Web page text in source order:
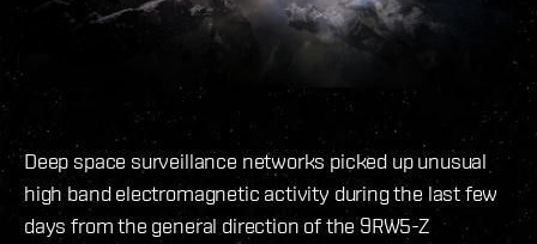
Deep space surveillance networks picked up unusual
high band electromagnetic activity during the last few
days from the general direction of the 9RW5-Z